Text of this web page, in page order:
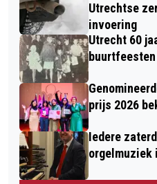
Utrechtse
invoering
Utrecht 60
prijs 2026
Iedere
orgelmuziek